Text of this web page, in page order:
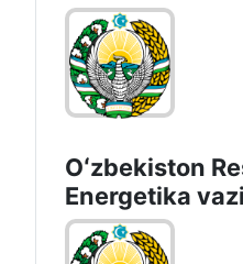
Oʻzbekiston
Energetika